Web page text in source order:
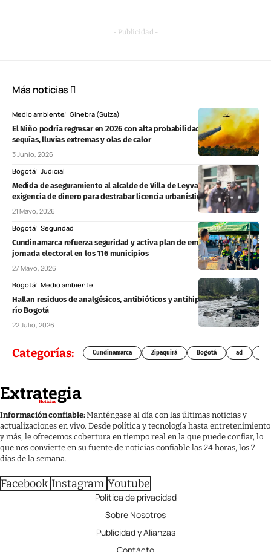
- Publicidad -
Más noticias
Medio ambiente Ginebra (Suiza)
El Niño podría regresar en 2026 con alta probabilidad y provocar
sequías, lluvias extremas y olas de calor
3 Junio, 2026
Bogotá Judicial
Medida de aseguramiento al alcalde de Villa de Leyva por presunta
exigencia de dinero para destrabar licencia urbanística
21 Mayo, 2026
Bogotá Seguridad
Cundinamarca refuerza seguridad y activa plan de emergencias para
jornada electoral en los 116 municipios
27 Mayo, 2026
Bogotá Medio ambiente
Hallan residuos de analgésicos, antibióticos y antihipertensivos en el
río Bogotá
22 Julio, 2026
Categorías: Cundinamarca Zipaquirá Bogotá ad
Información confiable:Manténgase al día con las últimas noticias y
actualizaciones en vivo. Desde política y tecnología hasta entretenimiento
y más, le ofrecemos cobertura en tiempo real en la que puede confiar, lo
que nos convierte en su fuente de noticias confiable las 24 horas, los 7
días de la semana.
Facebook Instagram Youtube
Política de privacidad
Sobre Nosotros
Publicidad y Alianzas